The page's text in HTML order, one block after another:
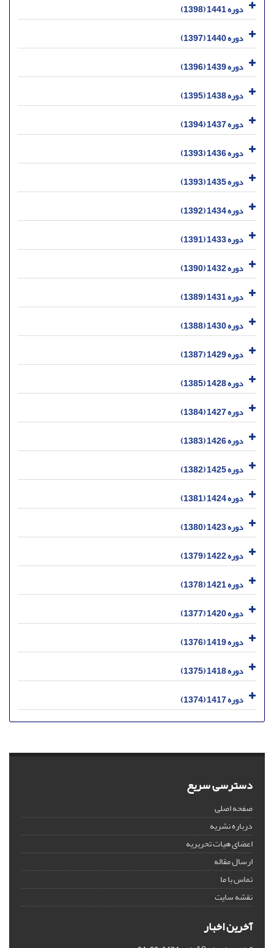
دوره 1441 (1398)
دوره 1440 (1397)
دوره 1439 (1396)
دوره 1438 (1395)
دوره 1437 (1394)
دوره 1436 (1393)
دوره 1435 (1393)
دوره 1434 (1392)
دوره 1433 (1391)
دوره 1432 (1390)
دوره 1431 (1389)
دوره 1430 (1388)
دوره 1429 (1387)
دوره 1428 (1385)
دوره 1427 (1384)
دوره 1426 (1383)
دوره 1425 (1382)
دوره 1424 (1381)
دوره 1423 (1380)
دوره 1422 (1379)
دوره 1421 (1378)
دوره 1420 (1377)
دوره 1419 (1376)
دوره 1418 (1375)
دوره 1417 (1374)
دسترسی سریع
صفحه اصلی
درباره نشریه
اعضای هیات تحریریه
ارسال مقاله
تماس با ما
نقشه سایت
آخرین اخبار